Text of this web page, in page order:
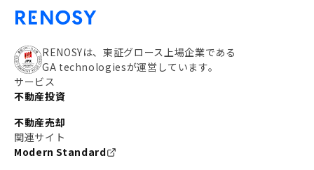
RENOSYは、東証グロース上場企業である
GA technologiesが運営しています。
サービス
不動産投資
不動産売却
関連サイト
Modern Standard